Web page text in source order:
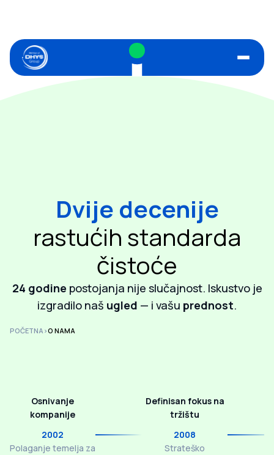
Dvije decenije
rastućih standarda
čistoće
24 godine postojanja nije slučajnost. Iskustvo je
izgradilo naš ugled — i vašu prednost.
POČETNA >O NAMA
Osnivanje
kompanije
2002
Polaganje temelja za
Definisan fokus na
tržištu
2008
Strateško